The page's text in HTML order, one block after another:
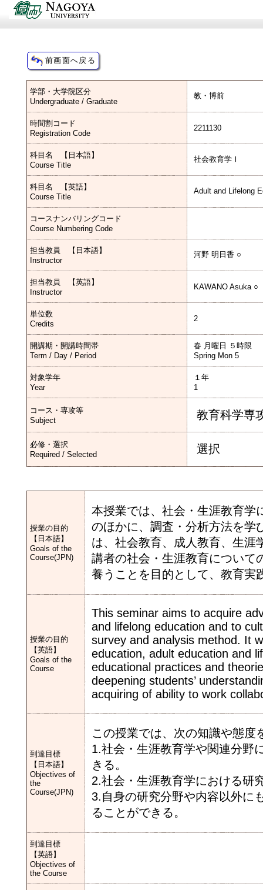
学部・大学院区分
Undergraduate / Graduate
教・博前
時間割コード
Registration Code
2211130
科目名 【日本語】
Course Title
社会教育学Ⅰ
科目名 【英語】
Course Title
Adult and Lifelong
コースナンバリングコード
Course Numbering Code
担当教員 【日本語】
Instructor
河野 明日香 ○
担当教員 【英語】
Instructor
KAWANO Asuka ○
単位数
Credits
2
開講期・開講時間帯
Term / Day / Period
春 月曜日 ５時限
Spring Mon 5
対象学年
Year
１年
1
コース・専攻等
Subject
教育科学専
必修・選択
Required / Selected
選択
授業の目的
【日本語】
Goals of the
Course(JPN)
本授業では、社会・生涯教育学
のほかに、調査・分析方法を学
は、社会教育、成人教育、生涯
講者の社会・生涯教育について
養うことを目的として、教育実
授業の目的
【英語】
Goals of the
Course
This seminar aims to acquire
and lifelong education and to
survey and analysis method. It
education, adult education and
educational practices and
deepening students’
acquiring of ability to work
到達目標
【日本語】
Objectives of
the
Course(JPN)
この授業では、次の知識や態度
1.社会・生涯教育学や関連分野
きる。
2.社会・生涯教育学における研
3.自身の研究分野や内容以外に
ることができる。
到達目標
【英語】
Objectives of
the Course